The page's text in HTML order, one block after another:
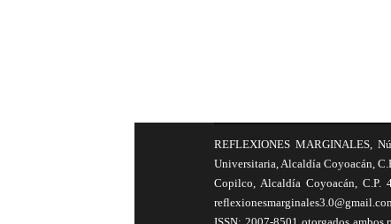
REFLEXIONES MARGINALES,
Universitaria, Alcaldía Coyoacán,
Copilco, Alcaldía Coyoacán, C.P.